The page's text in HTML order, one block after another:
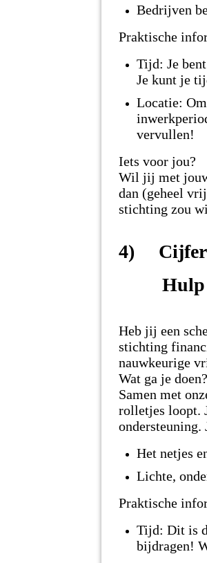
Bedrijven
Praktische
Tijd: Je
Je kunt je
Locatie:
vervullen!
Iets voor jou?
Wil jij met
dan (geheel
stichting zou
4)
Hulp
Heb jij een
stichting
nauwkeurige
Wat ga je doen?
Samen met
rolletjes loopt.
ondersteuning.
Het netjes
Lichte,
Praktische
Tijd: Dit is
bijdragen!